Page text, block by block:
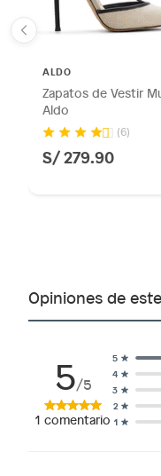
ALDO
Zapatos de Vestir
Aldo
(6)
S/ 279.90
Opiniones de
5/5
1 comentario 1
2
3
4
5